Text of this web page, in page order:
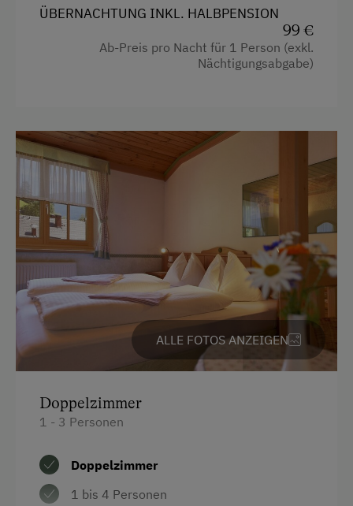
Terrasse
Trockenraum
Bäuerliche Küche
Frühstück vom Buffett
Internationale Küche
Regionale Spezialitäten
Restaurant
Vegetarische Küche
Vollwert/Biokost
Österreichische Spezialitäten
Übernachtung mit Halbpension
Service
ÜBERNACHTUNG INKL. HALBPENSION
99 €
Ab-Preis pro Nacht für 1 Person (exkl.
Nächtigungsabgabe)
ALLE FOTOS ANZEIGEN
Doppelzimmer
1 - 3 Personen
Doppelzimmer
1 bis 4 Personen